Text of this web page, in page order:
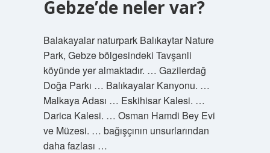
Gebze’de neler var?
Balakayalar naturpark Balıkaytar Nature
Park, Gebze bölgesindeki Tavşanli
köyünde yer almaktadır. … Gazilerdağ
Doğa Parkı … Balıkayalar Kanyonu. …
Malkaya Adası … Eskihisar Kalesi. …
Darica Kalesi. … Osman Hamdi Bey Evi
ve Müzesi. … bağışçının unsurlarından
daha fazlası …